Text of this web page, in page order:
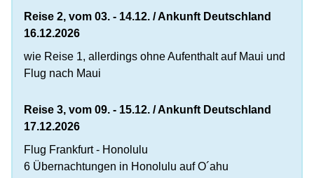
Reise 2, vom 03. - 14.12. / Ankunft Deutschland
16.12.2026
wie Reise 1, allerdings ohne Aufenthalt auf Maui und
Flug nach Maui
Reise 3, vom 09. - 15.12. / Ankunft Deutschland
17.12.2026
Flug Frankfurt - Honolulu
6 Übernachtungen in Honolulu auf O´ahu